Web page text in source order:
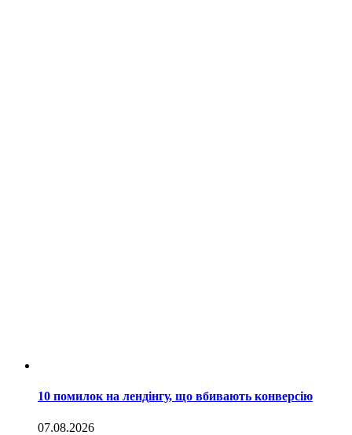
10 помилок на лендінгу, що вбивають конверсію
07.08.2026